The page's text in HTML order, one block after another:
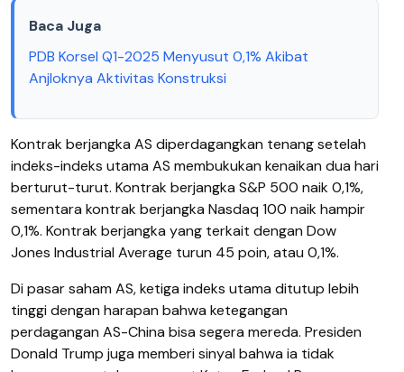
Baca Juga
PDB Korsel Q1-2025 Menyusut 0,1% Akibat
Anjloknya Aktivitas Konstruksi
Kontrak berjangka AS diperdagangkan tenang setelah
indeks-indeks utama AS membukukan kenaikan dua hari
berturut-turut. Kontrak berjangka S&P 500 naik 0,1%,
sementara kontrak berjangka Nasdaq 100 naik hampir
0,1%. Kontrak berjangka yang terkait dengan Dow
Jones Industrial Average turun 45 poin, atau 0,1%.
Di pasar saham AS, ketiga indeks utama ditutup lebih
tinggi dengan harapan bahwa ketegangan
perdagangan AS-China bisa segera mereda. Presiden
Donald Trump juga memberi sinyal bahwa ia tidak